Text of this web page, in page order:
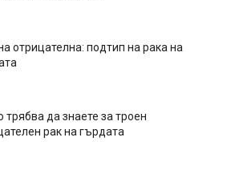
отрицателна: подтип на рака на
трябва да знаете за троен
рак на гърдата